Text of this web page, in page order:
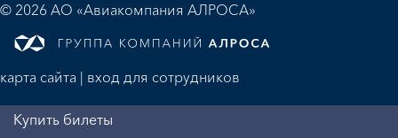
© 2026 АО «Авиакомпания АЛРОСА»
карта сайта | вход для сотрудников
Купить билеты